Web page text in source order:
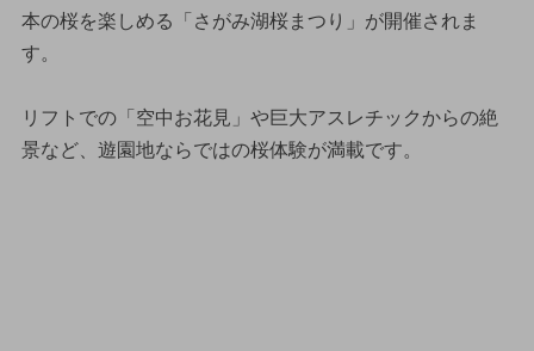
本の桜を楽しめる「さがみ湖桜まつり」が開催されま
す。
リフトでの「空中お花見」や巨大アスレチックからの絶
景など、遊園地ならではの桜体験が満載です。